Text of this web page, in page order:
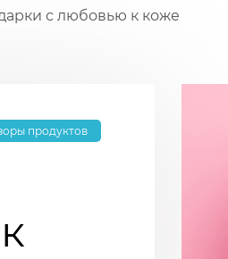
с любовью к коже
продуктов